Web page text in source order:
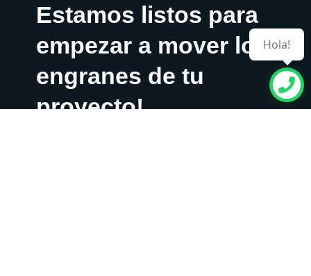
Estamos listos para
empezar a mover los
engranes de tu
proyecto!
Hola!